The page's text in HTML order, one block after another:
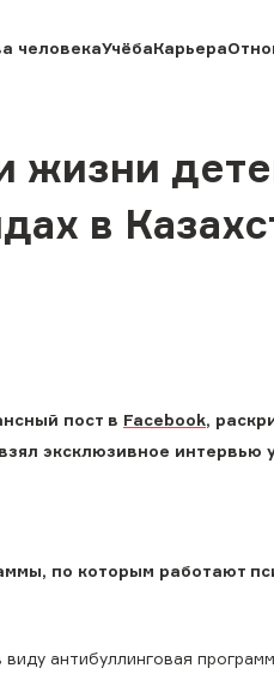
человекаУчёбаКарьера
жизни
в
пост в Facebook,
эксклюзивное
по которым работают
антибуллинговая